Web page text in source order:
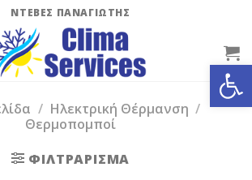
ΝΤΕΒΕΣ ΠΑΝΑΓΙΩΤΗΣ
/ Ηλεκτρική Θέρμανση /
Θερμοπομποί
ΦΙΛΤΡΆΡΙΣΜΑ